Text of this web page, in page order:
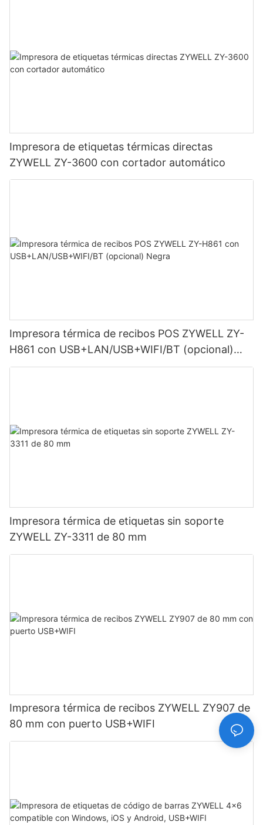
Impresora de etiquetas térmicas directas
ZYWELL ZY-3600 con cortador automático
Impresora térmica de recibos POS ZYWELL ZY-
H861 con USB+LAN/USB+WIFI/BT (opcional)
Negra
Impresora térmica de etiquetas sin soporte
ZYWELL ZY-3311 de 80 mm
Impresora térmica de recibos ZYWELL ZY907 de
80 mm con puerto USB+WIFI